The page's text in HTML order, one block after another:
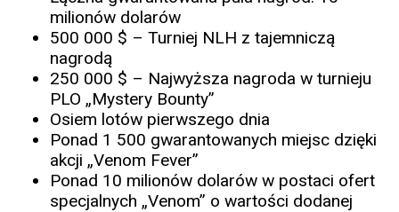
milionów dolarów
500 000 $ – Turniej NLH z tajemniczą
nagrodą
250 000 $ – Najwyższa nagroda w turnieju
PLO „Mystery Bounty”
Osiem lotów pierwszego dnia
Ponad 1 500 gwarantowanych miejsc dzięki
akcji „Venom Fever”
Ponad 10 milionów dolarów w postaci ofert
specjalnych „Venom” o wartości dodanej